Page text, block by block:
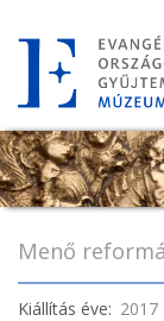
Ugrás
tartalomra
Menő
Kiállítás éve
2017